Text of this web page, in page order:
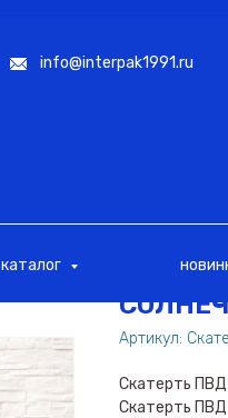
info@interpak1991.ru
каталог
Артикул:
Скатерть
Скатерть